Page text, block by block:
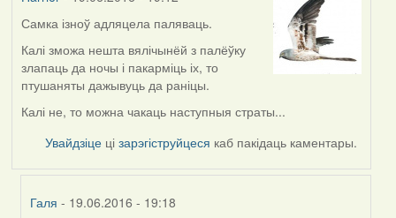
Самка ізноў адляцела паляваць.
Калі зможа нешта вялічынёй з палёўку
злапаць да ночы і пакарміць іх, то
птушаняты дажывуць да раніцы.
Калі не, то можна чакаць наступныя страты...
Увайдзіце цізарэгіструйцеся каб пакідаць каментары.
Галя - 19.06.2016 - 19:18